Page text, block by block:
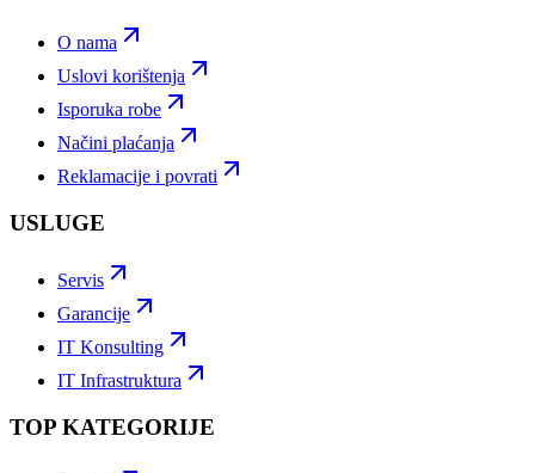
O nama
Uslovi korištenja
Isporuka robe
Načini plaćanja
Reklamacije i povrati
USLUGE
Servis
Garancije
IT Konsulting
IT Infrastruktura
TOP KATEGORIJE